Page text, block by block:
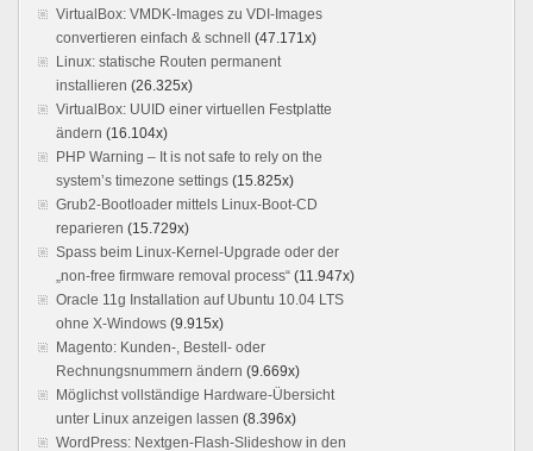
VirtualBox: VMDK-Images zu VDI-Images
convertieren einfach & schnell (47.171x)
Linux: statische Routen permanent
installieren (26.325x)
VirtualBox: UUID einer virtuellen Festplatte
ändern (16.104x)
PHP Warning – It is not safe to rely on the
system’s timezone settings (15.825x)
Grub2-Bootloader mittels Linux-Boot-CD
reparieren (15.729x)
Spass beim Linux-Kernel-Upgrade oder der
„non-free firmware removal process“ (11.947x)
Oracle 11g Installation auf Ubuntu 10.04 LTS
ohne X-Windows (9.915x)
Magento: Kunden-, Bestell- oder
Rechnungsnummern ändern (9.669x)
Möglichst vollständige Hardware-Übersicht
unter Linux anzeigen lassen (8.396x)
WordPress: Nextgen-Flash-Slideshow in den